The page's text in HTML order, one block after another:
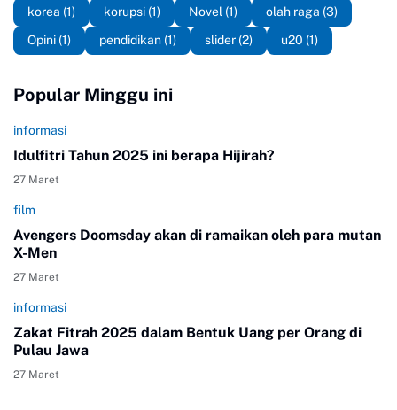
korea (1) korupsi (1) Novel (1) olah raga (3)
Opini (1) pendidikan (1) slider (2) u20 (1)
Popular Minggu ini
informasi
Idulfitri Tahun 2025 ini berapa Hijirah?
27 Maret
film
Avengers Doomsday akan di ramaikan oleh para mutan
X-Men
27 Maret
informasi
Zakat Fitrah 2025 dalam Bentuk Uang per Orang di
Pulau Jawa
27 Maret